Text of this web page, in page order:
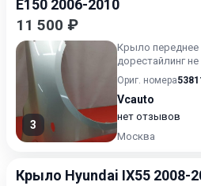
E150 2006-2010
11 500 ₽
3
Крыло переднее
дорестайлинг
Ориг. номера
Vcauto
нет отзывов
Москва
Крыло Hyundai IX55 2008-